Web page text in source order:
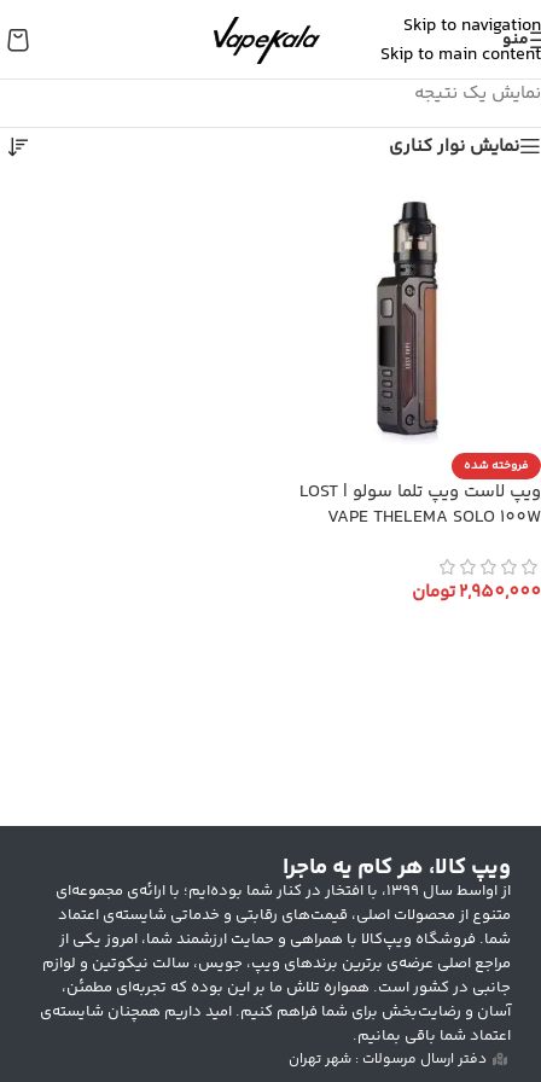
Skip to navigation
Skip to main content
منو
نمایش یک نتیجه
نمایش نوار کناری
فروخته شده
ویپ لاست ویپ تلما سولو | LOST
VAPE THELEMA SOLO 100W
2,950,000تومان
ویپ کالا، هر کام یه ماجرا
از اواسط سال ۱۳۹۹، با افتخار در کنار شما بوده‌ایم؛ با ارائه‌ی مجموعه‌ای
متنوع از محصولات اصلی، قیمت‌های رقابتی و خدماتی شایسته‌ی اعتماد
شما. فروشگاه ویپ‌کالا با همراهی و حمایت ارزشمند شما، امروز یکی از
مراجع اصلی عرضه‌ی برترین برندهای ویپ، جویس، سالت نیکوتین و لوازم
جانبی در کشور است. همواره تلاش ما بر این بوده که تجربه‌ای مطمئن،
آسان و رضایت‌بخش برای شما فراهم کنیم. امید داریم همچنان شایسته‌ی
اعتماد شما باقی بمانیم.
دفتر ارسال مرسولات : شهر تهران